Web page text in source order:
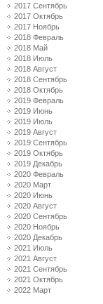
2017 Сентябрь
2017 Октябрь
2017 Ноябрь
2018 Февраль
2018 Май
2018 Июль
2018 Август
2018 Сентябрь
2018 Октябрь
2019 Февраль
2019 Июнь
2019 Июль
2019 Август
2019 Сентябрь
2019 Октябрь
2019 Декабрь
2020 Февраль
2020 Март
2020 Июнь
2020 Август
2020 Сентябрь
2020 Ноябрь
2020 Декабрь
2021 Июль
2021 Август
2021 Сентябрь
2021 Октябрь
2022 Март